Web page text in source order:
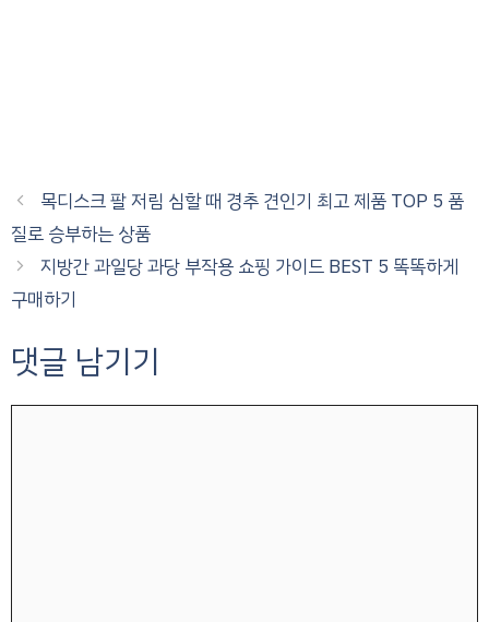
목디스크 팔 저림 심할 때 경추 견인기 최고 제품 TOP 5 품
질로 승부하는 상품
지방간 과일당 과당 부작용 쇼핑 가이드 BEST 5 똑똑하게
구매하기
댓글 남기기